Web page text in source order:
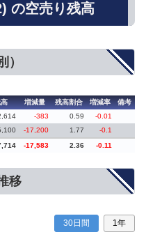
の空売り残高
）
増減量 残高割合 増減率
備考
-383 0.59
-0.01
-17,200 1.77
-0.1
-17,583 2.36 -0.11
移
30日間 1年